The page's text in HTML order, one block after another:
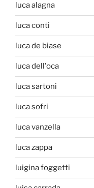
luca alagna
luca conti
luca de biase
luca dell'oca
luca sartoni
luca sofri
luca vanzella
luca zappa
luigina foggetti